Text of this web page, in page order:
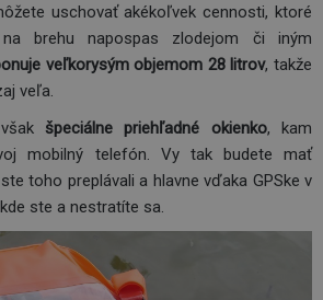
uschovať akékoľvek cennosti, ktoré
brehu napospas zlodejom či iným
veľkorysým objemom 28 litrov, takže
veľa.
špeciálne priehľadné okienko, kam
mobilný telefón. Vy tak budete mať
toho preplávali a hlavne vďaka GPSke v
ste a nestratíte sa.